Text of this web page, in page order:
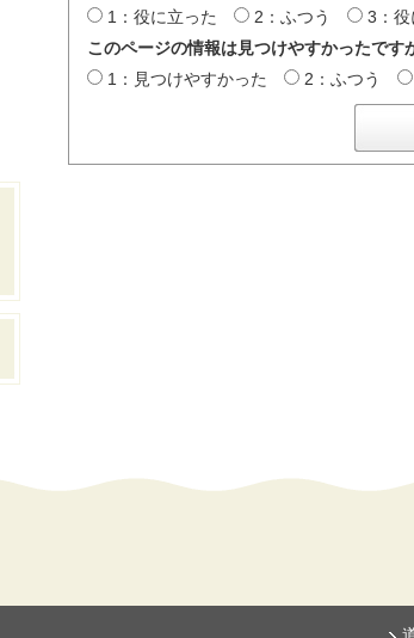
1：役に立った
2：ふつう
3：役
このページの情報は見つけやすかったです
1：見つけやすかった
2：ふつう